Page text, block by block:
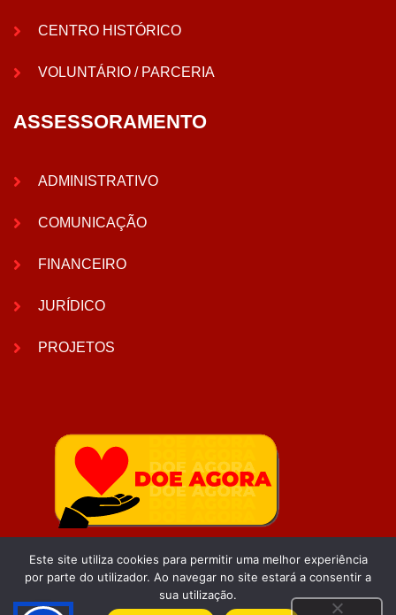
CENTRO HISTÓRICO
VOLUNTÁRIO / PARCERIA
ASSESSORAMENTO
ADMINISTRATIVO
COMUNICAÇÃO
FINANCEIRO
JURÍDICO
PROJETOS
Este site utiliza cookies para permitir uma melhor experiência
por parte do utilizador. Ao navegar no site estará a consentir a
sua utilização.